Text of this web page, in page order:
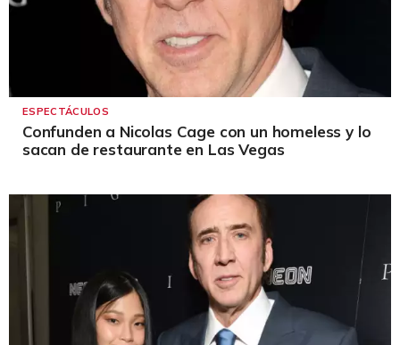
ESPECTÁCULOS
Confunden a Nicolas Cage con un homeless y lo
sacan de restaurante en Las Vegas